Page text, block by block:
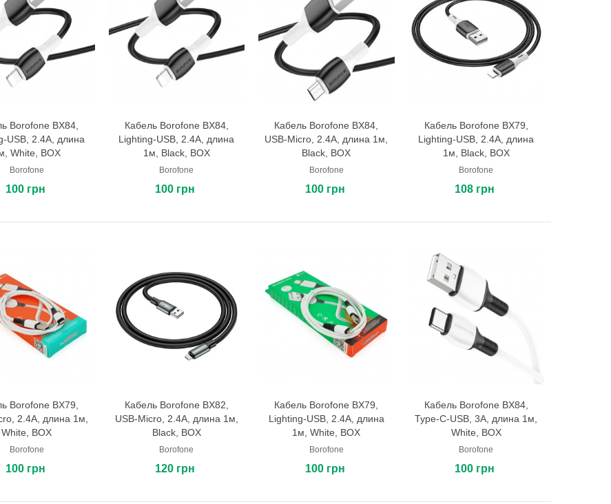
В корзину
Borofone BX84,
USB, 2.4A, длина
White, BOX
Borofone
100 грн
В корзину
Кабель Borofone BX84,
Lighting-USB, 2.4A, длина
1м, Black, BOX
Borofone
100 грн
В корзину
Кабель Borofone BX84,
USB-Micro, 2.4A, длина 1м,
Black, BOX
Borofone
100 грн
В корзину
Кабель Borofone BX79,
Lighting-USB, 2.4A, длина
1м, Black, BOX
Borofone
108 грн
В корзину
Borofone BX79,
2.4A, длина 1м,
White, BOX
Borofone
100 грн
В корзину
Кабель Borofone BX82,
USB-Micro, 2.4A, длина 1м,
Black, BOX
Borofone
120 грн
В корзину
Кабель Borofone BX79,
Lighting-USB, 2.4A, длина
1м, White, BOX
Borofone
100 грн
В корзину
Кабель Borofone BX84,
Type-C-USB, 3A, длина 1м,
White, BOX
Borofone
100 грн